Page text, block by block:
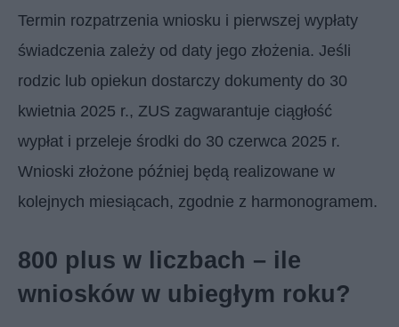
Termin rozpatrzenia wniosku i pierwszej wypłaty
świadczenia zależy od daty jego złożenia. Jeśli
rodzic lub opiekun dostarczy dokumenty do 30
kwietnia 2025 r., ZUS zagwarantuje ciągłość
wypłat i przeleje środki do 30 czerwca 2025 r.
Wnioski złożone później będą realizowane w
kolejnych miesiącach, zgodnie z harmonogramem.
800 plus w liczbach – ile
wniosków w ubiegłym roku?